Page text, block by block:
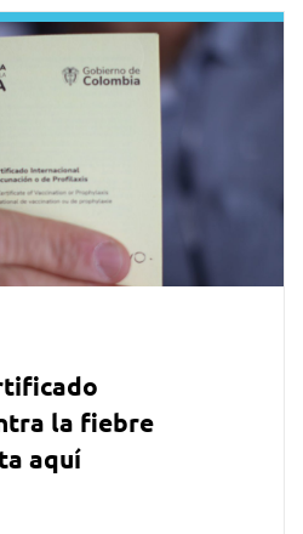
la fiebre
aquí